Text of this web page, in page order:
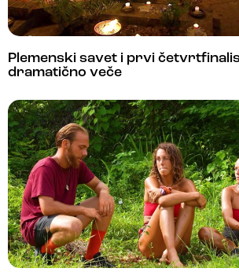
Plemenski savet i prvi
dramatično veče